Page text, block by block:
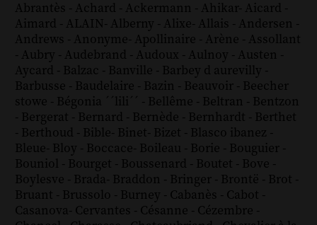
Abrantès - Achard - Ackermann - Ahikar- Aicard -
Aimard - ALAIN- Alberny - Alixe- Allais - Andersen -
Andrews - Anonyme- Apollinaire - Arène - Assollant
- Aubry - Audebrand - Audoux - Aulnoy - Austen -
Aycard - Balzac - Banville - Barbey d aurevilly -
Barbusse - Baudelaire - Bazin - Beauvoir - Beecher
stowe - Bégonia ´´lili´´ - Bellême - Beltran - Bentzon
- Bergerat - Bernard - Bernède - Bernhardt - Berthet
- Berthoud - Bible- Binet- Bizet - Blasco ibanez -
Bleue- Bloy - Boccace- Boileau - Borie - Bouguier -
Bouniol - Bourget - Boussenard - Boutet - Bove -
Boylesve - Brada- Braddon - Bringer - Brontë - Brot -
Bruant - Brussolo - Burney - Cabanès - Cabot -
Casanova- Cervantes - Césanne - Cézembre -